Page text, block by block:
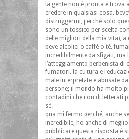
la gente non è pronta e trova
credere in qualsiasi cosa.
distruggermi, perché solo
sono un tossico per scelta
delle migliori della mia vita), a
beve alcolici o caffè o tè.
incredibilmente da sfigati, ma
l’atteggiamento perbenista di
fumatori. la cultura e
male interpretate e abusate
persone; il mondo ha molto
contadini che non di letterati
sé.
qua mi fermo perché, anche
incredibile, ho anche di
pubblicare questa risposta è